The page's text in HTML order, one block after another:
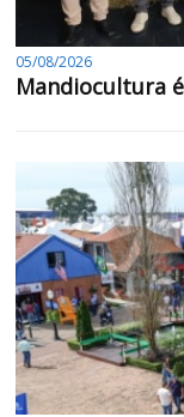
05/08/2026
Mandiocultura